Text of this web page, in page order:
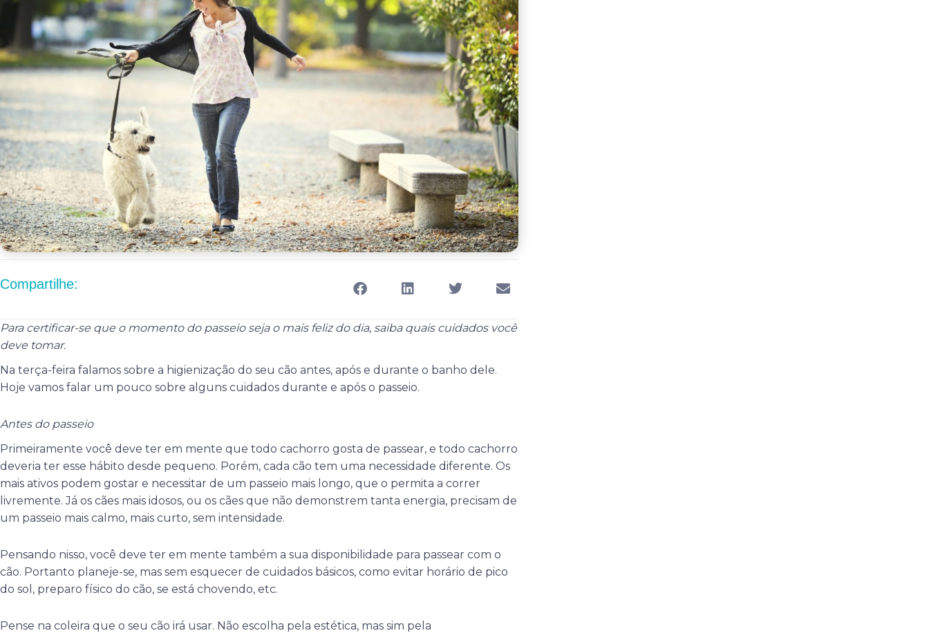
Compartilhe:
Para certificar-se que o momento do passeio seja o mais feliz do dia, saiba quais cuidados você
deve tomar.
Na terça-feira falamos sobre a higienização do seu cão antes, após e durante o banho dele.
Hoje vamos falar um pouco sobre alguns cuidados durante e após o passeio.
Antes do passeio
Primeiramente você deve ter em mente que todo cachorro gosta de passear, e todo cachorro
deveria ter esse hábito desde pequeno. Porém, cada cão tem uma necessidade diferente. Os
mais ativos podem gostar e necessitar de um passeio mais longo, que o permita a correr
livremente. Já os cães mais idosos, ou os cães que não demonstrem tanta energia, precisam de
um passeio mais calmo, mais curto, sem intensidade.
Pensando nisso, você deve ter em mente também a sua disponibilidade para passear com o
cão. Portanto planeje-se, mas sem esquecer de cuidados básicos, como evitar horário de pico
do sol, preparo físico do cão, se está chovendo, etc.
Pense na coleira que o seu cão irá usar. Não escolha pela estética, mas sim pela